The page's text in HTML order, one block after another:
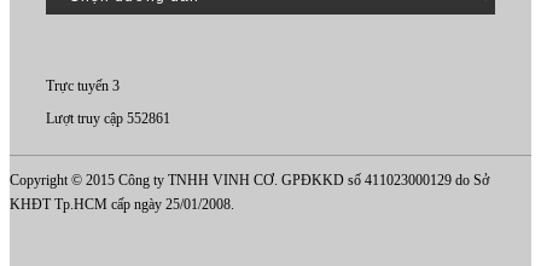
Trực tuyến 3
Lượt truy cập 552861
Copyright © 2015 Công ty TNHH VINH CƠ. GPĐKKD số 411023000129 do Sở
KHĐT Tp.HCM cấp ngày 25/01/2008.